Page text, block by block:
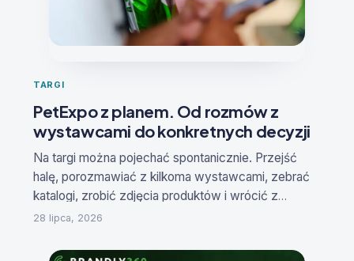
TARGI
PetExpo z planem. Od rozmów z
wystawcami do konkretnych decyzji
Na targi można pojechać spontanicznie. Przejść
halę, porozmawiać z kilkoma wystawcami, zebrać
katalogi, zrobić zdjęcia produktów i wrócić z
poczuciem, że dużo się działo. Problem w tym, że
katalogi lądują w szufladzie, a konkretne decyzje są
28 lipca, 2026